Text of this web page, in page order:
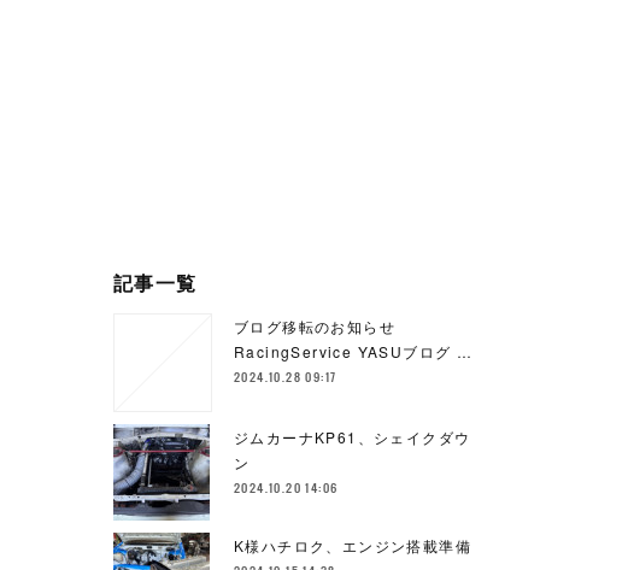
記事一覧
ブログ移転のお知らせ
RacingService YASUブログ …
2024.10.28 09:17
ジムカーナKP61、シェイクダウ
ン
2024.10.20 14:06
K様ハチロク、エンジン搭載準備